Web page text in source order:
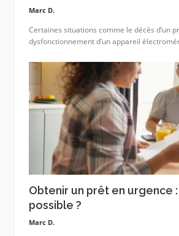
Marc D.
Certaines situations comme le décès d’un
dysfonctionnement d’un appareil
Obtenir un prêt en urgence
possible ?
Marc D.